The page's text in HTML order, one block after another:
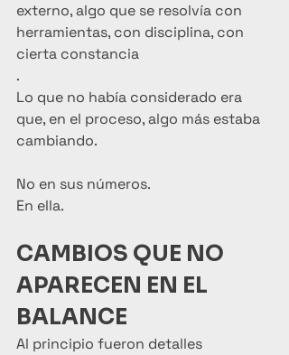
externo, algo que se resolvía con
herramientas, con disciplina, con
cierta constancia
.
Lo que no había considerado era
que, en el proceso, algo más estaba
cambiando.
No en sus números.
En ella.
CAMBIOS QUE NO
APARECEN EN EL
BALANCE
Al principio fueron detalles